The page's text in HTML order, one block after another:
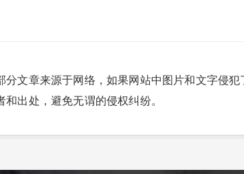
文章来源于网络，如果网站中图片和文字侵犯
出处，避免无谓的侵权纠纷。